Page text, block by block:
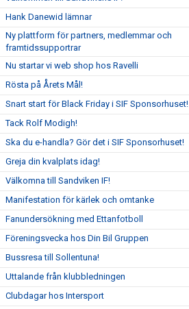
Hank Danewid lämnar
Ny plattform för partners, medlemmar och
framtidssupportrar
Nu startar vi web shop hos Ravelli
Rösta på Årets Mål!
Snart start för Black Friday i SIF Sponsorhuset!
Tack Rolf Modigh!
Ska du e-handla? Gör det i SIF Sponsorhuset!
Greja din kvalplats idag!
Välkomna till Sandviken IF!
Manifestation för kärlek och omtanke
Fanundersökning med Ettanfotboll
Föreningsvecka hos Din Bil Gruppen
Bussresa till Sollentuna!
Uttalande från klubbledningen
Clubdagar hos Intersport